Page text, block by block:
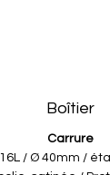
Boîtier
Carrure
/ Ø 40mm /